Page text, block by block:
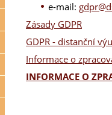
e-mail:
Zásady GDPR
GDPR - distanční
Informace o
INFORMACE O